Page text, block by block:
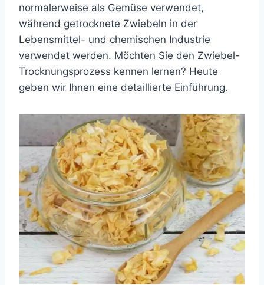
normalerweise als Gemüse verwendet,
während getrocknete Zwiebeln in der
Lebensmittel- und chemischen Industrie
verwendet werden. Möchten Sie den Zwiebel-
Trocknungsprozess kennen lernen? Heute
geben wir Ihnen eine detaillierte Einführung.